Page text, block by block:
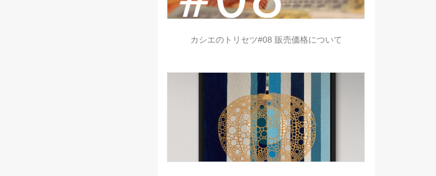
カシエのトリセツ#08 販売価格について